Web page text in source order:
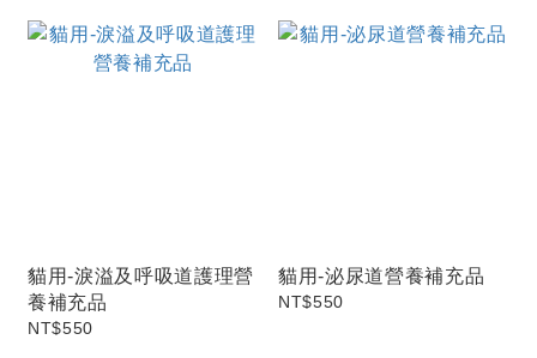
貓用-淚溢及呼吸道護理營
養補充品
NT$550
貓用-泌尿道營養補充品
NT$550